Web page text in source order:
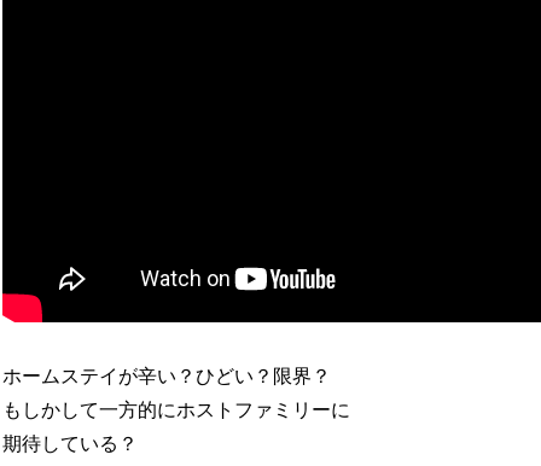
ホームステイが辛い？ひどい？限界？
もしかして一方的にホストファミリーに
期待している？